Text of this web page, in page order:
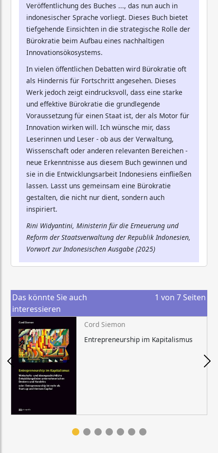
Veröffentlichung des Buches ..., das nun auch in
indonesischer Sprache vorliegt. Dieses Buch bietet
tiefgehende Einsichten in die strategische Rolle der
Bürokratie beim Aufbau eines nachhaltigen
Innovationsökosystems.
In vielen öffentlichen Debatten wird Bürokratie oft
als Hindernis für Fortschritt angesehen. Dieses
Werk jedoch zeigt eindrucksvoll, dass eine starke
und effektive Bürokratie die grundlegende
Voraussetzung für einen Staat ist, der als Motor für
Innovation wirken will. Ich wünsche mir, dass
Leserinnen und Leser - ob aus der Verwaltung,
Wissenschaft oder anderen relevanten Bereichen -
neue Erkenntnisse aus diesem Buch gewinnen und
sie in die Entwicklungsarbeit Indonesiens einfließen
lassen. Lasst uns gemeinsam eine Bürokratie
gestalten, die nicht nur dient, sondern auch
inspiriert.
Rini Widyantini, Ministerin für die Erneuerung und
Reform der Staatsverwaltung der Republik Indonesien,
Vorwort zur Indonesischen Ausgabe (2025)
Das könnte Sie auch
interessieren
1 von 7 Seiten
Cord Siemon
Entrepreneurship im Kapitalismus